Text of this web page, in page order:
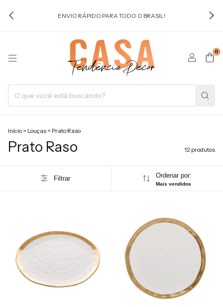
ENVIO RÁPIDO PARA TODO O BRASIL!
0
Início > Louças > Prato Raso
Prato Raso 12 produtos
Filtrar Ordenar por:
Mais vendidos